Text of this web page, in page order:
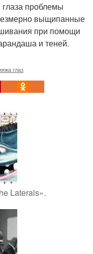
проблемы
выщипанные
при помощи
и теней.
глаз
Laterals».